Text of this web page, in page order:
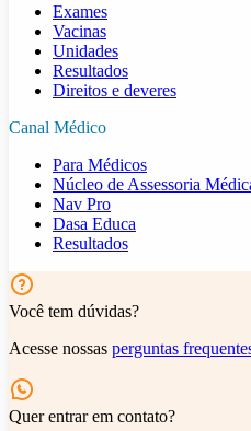
Exames
Vacinas
Unidades
Resultados
Direitos e deveres
Canal Médico
Para Médicos
Núcleo de Assessoria
Nav Pro
Dasa Educa
Resultados
Você tem dúvidas?
Acesse nossas perguntas
Quer entrar em contato?